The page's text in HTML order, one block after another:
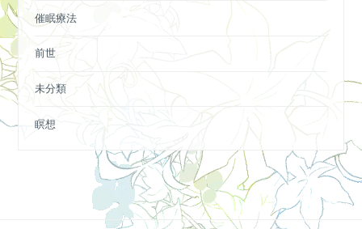
催眠療法
前世
未分類
瞑想